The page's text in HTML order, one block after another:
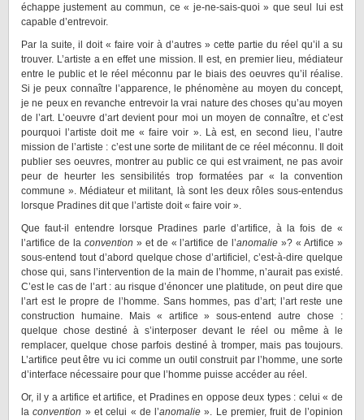
échappe justement au commun, ce « je-ne-sais-quoi » que seul lui est
capable d’entrevoir.
Par la suite, il doit « faire voir à d’autres » cette partie du réel qu’il a su
trouver. L’artiste a en effet une mission. Il est, en premier lieu, médiateur
entre le public et le réel méconnu par le biais des oeuvres qu’il réalise.
Si je peux connaître l’apparence, le phénomène au moyen du concept,
je ne peux en revanche entrevoir la vrai nature des choses qu’au moyen
de l’art. L’oeuvre d’art devient pour moi un moyen de connaître, et c’est
pourquoi l’artiste doit me « faire voir ». Là est, en second lieu, l’autre
mission de l’artiste : c’est une sorte de militant de ce réel méconnu. Il doit
publier ses oeuvres, montrer au public ce qui est vraiment, ne pas avoir
peur de heurter les sensibilités trop formatées par « la convention
commune ». Médiateur et militant, là sont les deux rôles sous-entendus
lorsque Pradines dit que l’artiste doit « faire voir ».
Que faut-il entendre lorsque Pradines parle d’artifice, à la fois de «
l’artifice de la convention » et de « l’artifice de l’anomalie»? « Artifice »
sous-entend tout d’abord quelque chose d’artificiel, c’est-à-dire quelque
chose qui, sans l’intervention de la main de l’homme, n’aurait pas existé.
C’est le cas de l’art : au risque d’énoncer une platitude, on peut dire que
l’art est le propre de l’homme. Sans hommes, pas d’art; l’art reste une
construction humaine. Mais « artifice » sous-entend autre chose :
quelque chose destiné à s’interposer devant le réel ou même à le
remplacer, quelque chose parfois destiné à tromper, mais pas toujours.
L’artifice peut être vu ici comme un outil construit par l’homme, une sorte
d’interface nécessaire pour que l’homme puisse accéder au réel.
Or, il y a artifice et artifice, et Pradines en oppose deux types : celui « de
laconvention » et celui « de l’anomalie». Le premier, fruit de l’opinion